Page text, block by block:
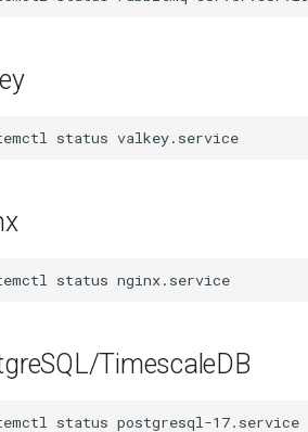
status
status
TimescaleDB
status